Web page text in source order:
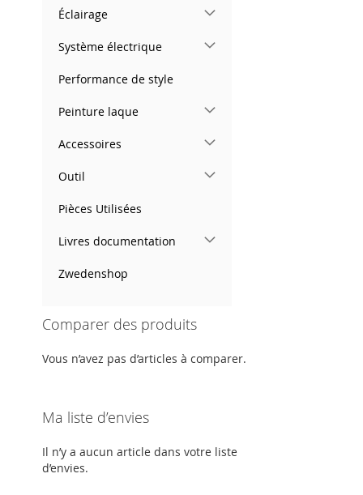
Éclairage
Système électrique
Performance de style
Peinture laque
Accessoires
Outil
Pièces Utilisées
Livres documentation
Zwedenshop
Comparer des produits
Vous n’avez pas d’articles à comparer.
Ma liste d’envies
Il n’y a aucun article dans votre liste
d’envies.